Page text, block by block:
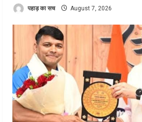
पहाड़ का सच August 7, 2026